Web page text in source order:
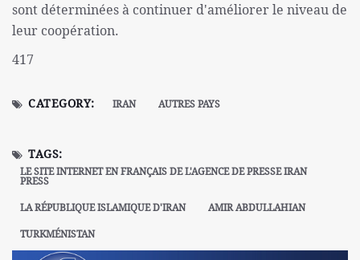
sont déterminées à continuer d'améliorer le niveau de
leur coopération.
417
CATEGORY: IRAN AUTRES PAYS
TAGS:
LE SITE INTERNET EN FRANÇAIS DE L'AGENCE DE PRESSE IRAN
PRESS
LA RÉPUBLIQUE ISLAMIQUE D'IRAN
AMIR ABDULLAHIAN
TURKMÉNISTAN